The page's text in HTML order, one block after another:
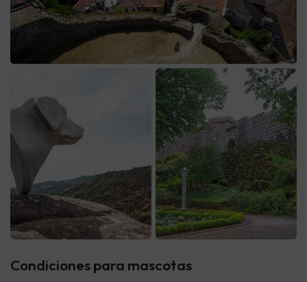
Condiciones para mascotas